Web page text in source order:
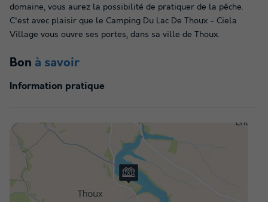
domaine, vous aurez la possibilité de pratiquer de la pêche.
C'est avec plaisir que le Camping Du Lac De Thoux - Ciela
Village vous ouvre ses portes, dans sa ville de Thoux.
Bon à savoir
Information pratique